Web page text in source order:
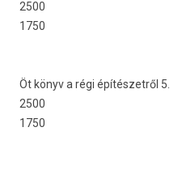
2500
1750
Öt könyv a régi építészetről 5.
2500
1750